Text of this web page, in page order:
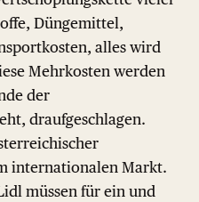
Düngemittel,
alles wird
Mehrkosten werden
der
draufgeschlagen.
internationalen Markt.
müssen für ein und